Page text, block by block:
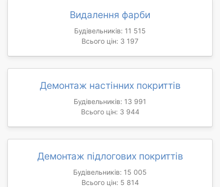
Видалення фарби
Будівельників: 11 515
Всього цін: 3 197
Демонтаж настінних покриттів
Будівельників: 13 991
Всього цін: 3 944
Демонтаж підлогових покриттів
Будівельників: 15 005
Всього цін: 5 814